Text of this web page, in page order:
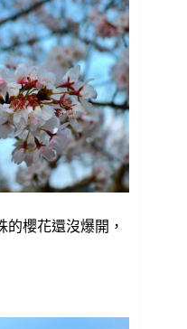
的櫻花還沒爆開，